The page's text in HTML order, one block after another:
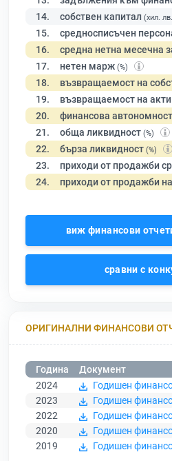
14. собствен капитал (хил.
15. средносписъчен
16. средна нетна месечна
17. нетен марж (%)
18. възвращаемост на
19. възвращаемост на
20. финансова автономност
21. обща ликвидност (%)
22. бърза ликвидност (%)
23. приходи от продажби
24. приходи от продажби
виж финансови
сравни с
ОРИГИНАЛНИ ФИНАНСОВИ
Година
Документ
2024
Годишен
2023
Годишен
2022
Годишен
2020
Годишен
2019
Годишен